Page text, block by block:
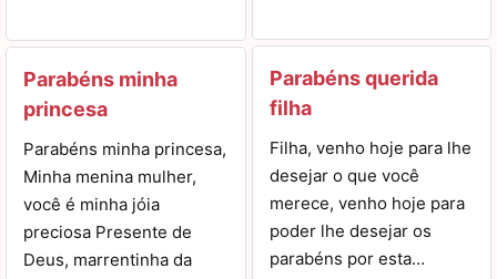
Parabéns minha
princesa
Parabéns minha princesa,
Minha menina mulher,
você é minha jóia
preciosa Presente de
Deus, marrentinha da
Parabéns querida
filha
Filha, venho hoje para lhe
desejar o que você
merece, venho hoje para
poder lhe desejar os
parabéns por esta…